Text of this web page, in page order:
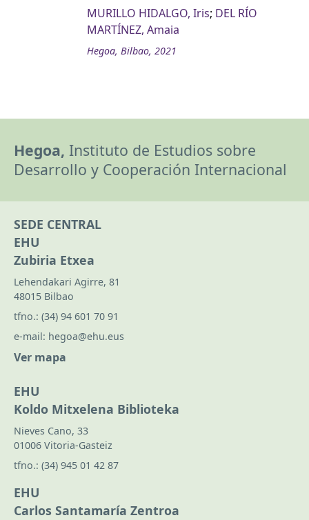
MURILLO HIDALGO, Iris; DEL RÍO
MARTÍNEZ, Amaia
Hegoa, Bilbao, 2021
Hegoa, Instituto de Estudios sobre
Desarrollo y Cooperación Internacional
SEDE CENTRAL
EHU
Zubiria Etxea
Lehendakari Agirre, 81
48015 Bilbao
tfno.: (34) 94 601 70 91
e-mail: hegoa@ehu.eus
Ver mapa
EHU
Koldo Mitxelena Biblioteka
Nieves Cano, 33
01006 Vitoria-Gasteiz
tfno.: (34) 945 01 42 87
EHU
Carlos Santamaría Zentroa